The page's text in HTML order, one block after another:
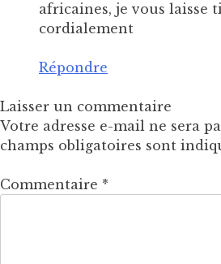
africaines, je vous laisse
cordialement
Répondre
Laisser un commentaire
Votre adresse e-mail ne sera
champs obligatoires sont
Commentaire *